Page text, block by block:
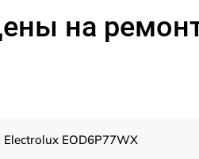
на
EOD6P77WX